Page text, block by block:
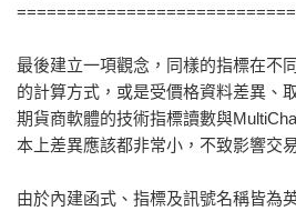
最後建立一項觀念，同樣的指標在不
的計算方式，或是受價格資料差異、
期貨商軟體的技術指標讀數與
本上差異應該都非常小，不致影響交
由於內建函式、指標及訊號名稱皆為